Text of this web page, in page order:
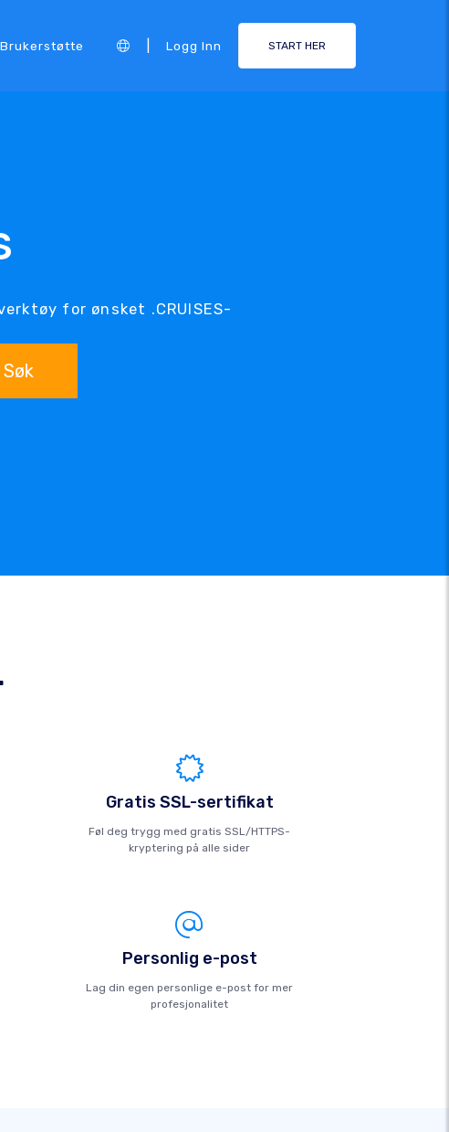
Brukerstøtte Logg Inn START HER
for ønsket .CRUISES-
Søk
Gratis SSL-sertifikat
Føl deg trygg med gratis SSL/HTTPS-
kryptering på alle sider
Personlig e-post
Lag din egen personlige e-post for mer
profesjonalitet